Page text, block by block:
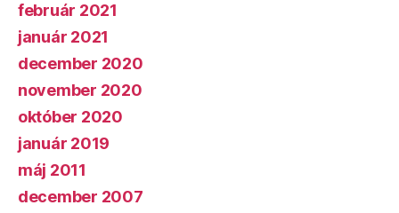
február 2021
január 2021
december 2020
november 2020
október 2020
január 2019
máj 2011
december 2007